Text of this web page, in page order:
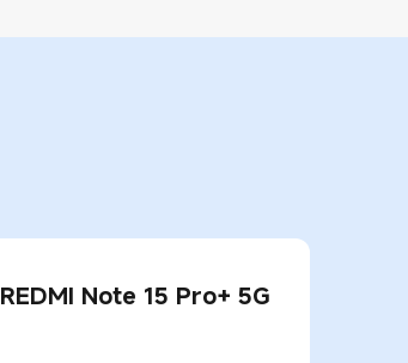
REDMI Note 15 Pro+ 5G